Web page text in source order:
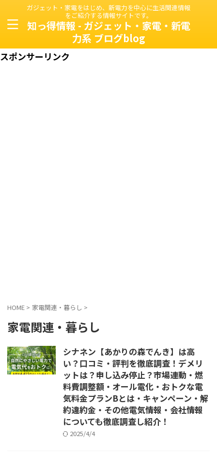
ガジェット・家電をはじめ、新電力を中心に生活関連情報
をご紹介する情報サイトです。
知っ得情報 - ガジェット・家電・新電
力系 ブログblog
スポンサーリンク
HOME > 家電関連・暮らし >
家電関連・暮らし
シナネン【あかりの森でんき】は高
い？口コミ・評判を徹底調査！デメリ
ットは？申し込み停止？市場連動・燃
料費調整額・オール電化・おトクな電
気料金プランBとは・キャンペーン・解
約違約金・その他電気情報・会社情報
についても徹底調査し紹介！
2025/4/4